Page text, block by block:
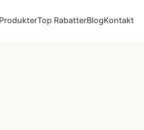
ProdukterTop RabatterBlogKontakt